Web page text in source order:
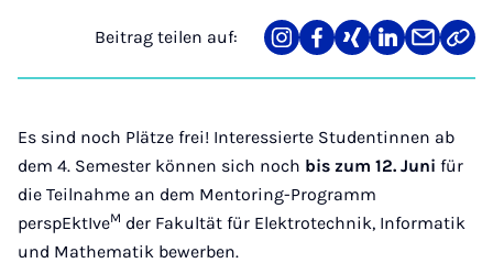
Beitrag teilen auf:
Teilen
auf
Teilen
auf
Teilen
auf
Teilen
auf
Teilen
über
Mail
Link
Es sind noch Plätze frei! Interessierte Studentinnen ab
dem 4. Semester können sich noch bis zum 12. Juni für
die Teilnahme an dem Mentoring-Programm
perspEktIveM der Fakultät für Elektrotechnik, Informatik
und Mathematik bewerben.